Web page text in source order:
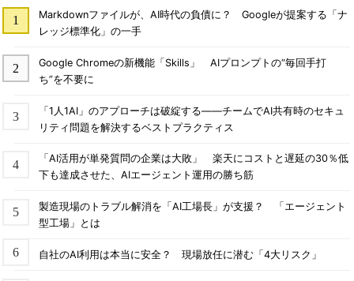
Markdownファイルが、AI時代の負債に？ Googleが提案する「ナ
レッジ標準化」の一手
Google Chromeの新機能「Skills」 AIプロンプトの“毎回手打
ち”を不要に
「1人1AI」のアプローチは破綻する――チームでAI共有時のセキュ
リティ問題を解決するベストプラクティス
「AI活用が単発質問の企業は大敗」 楽天にコストと遅延の30％低
下も達成させた、AIエージェント運用の勝ち筋
製造現場のトラブル解消を「AI工場長」が支援？ 「エージェント
型工場」とは
自社のAI利用は本当に安全？ 現場放任に潜む「4大リスク」